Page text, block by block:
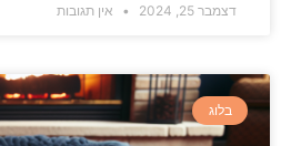
דצמבר 25, 2024 אין תגובות
בלוג